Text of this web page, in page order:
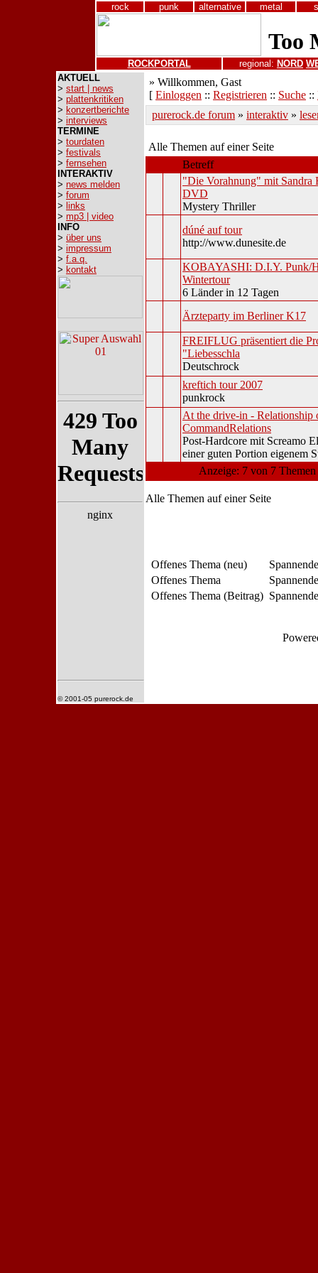
rock punk alternative metal
ROCKPORTAL regional: NORD
AKTUELL
> start | news
> plattenkritiken
> konzertberichte
> interviews
TERMINE
> tourdaten
> festivals
> fernsehen
INTERAKTIV
> news melden
> forum
> links
> mp3 | video
INFO
> über uns
> impressum
> f.a.q.
> kontakt
© 2001-05 purerock.de
» Willkommen, Gast
[ Einloggen :: Registrieren :: Suche ::
purerock.de forum » interaktiv »
Alle Themen auf einer Seite
Betreff
"Die Vorahnung" mit Sandra
DVD
Mystery Thriller
dúné auf tour
http://www.dunesite.de
KOBAYASHI: D.I.Y. Punk/
Wintertour
6 Länder in 12 Tagen
Ärzteparty im Berliner K17
FREIFLUG präsentiert die
"Liebesschla
Deutschrock
kreftich tour 2007
punkrock
At the drive-in - Relationship
CommandRelations
Post-Hardcore mit Screamo
einer guten Portion eigenem
Anzeige: 7 von 7
Alle Themen auf einer Seite
Offenes Thema (neu)
Offenes Thema
Offenes Thema (Beitrag)